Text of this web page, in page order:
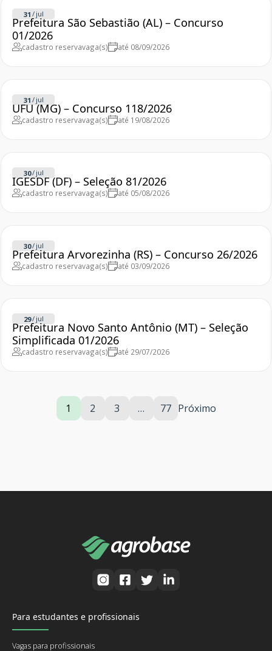
31 / jul
Prefeitura São Sebastião (AL) – Concurso
01/2026
cadastro reservavaga(s) até 08/09/2026
31 / jul
UFU (MG) – Concurso 118/2026
cadastro reservavaga(s) até 19/08/2026
30/ jul
IGESDF (DF) – Seleção 81/2026
cadastro reservavaga(s) até 05/08/2026
30/ jul
Prefeitura Arvorezinha (RS) – Concurso 26/2026
cadastro reservavaga(s) até 03/09/2026
29/ jul
Prefeitura Novo Santo Antônio (MT) – Seleção
Simplificada 01/2026
cadastro reservavaga(s) até 29/07/2026
1 2 3 … 77 Próximo
Para estudantes e profissionais
Vagas para profissionais